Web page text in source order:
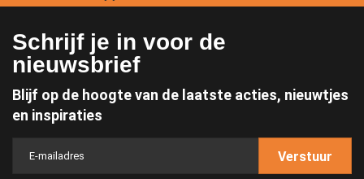
Schrijf je in voor de
nieuwsbrief
Blijf op de hoogte van de laatste acties, nieuwtjes
en inspiraties
Verstuur